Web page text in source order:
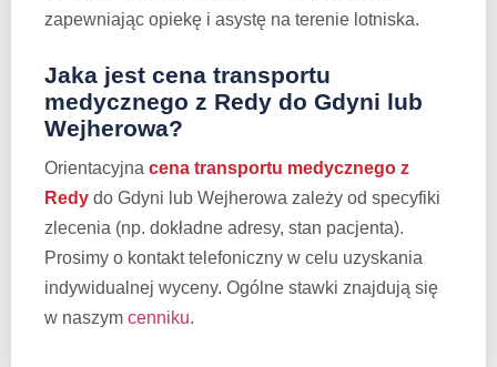
zapewniając opiekę i asystę na terenie lotniska.
Jaka jest cena transportu
medycznego z Redy do Gdyni lub
Wejherowa?
Orientacyjna cena transportu medycznego z
Redy do Gdyni lub Wejherowa zależy od specyfiki
zlecenia (np. dokładne adresy, stan pacjenta).
Prosimy o kontakt telefoniczny w celu uzyskania
indywidualnej wyceny. Ogólne stawki znajdują się
w naszym cenniku.